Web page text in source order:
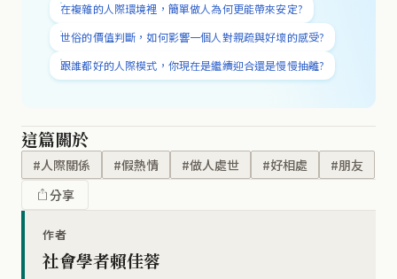
在複雜的人際環境裡，簡單做人為何更能帶來安定?
世俗的價值判斷，如何影響一個人對親疏與好壞的感受?
跟誰都好的人際模式，你現在是繼續迎合還是慢慢抽離?
這篇關於
#人際關係 #假熱情 #做人處世 #好相處
#朋友
分享
作者
社會學者賴佳蓉